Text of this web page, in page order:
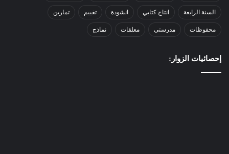
السنة الرابعة انتاج كتابي انشودة تقييم تمارين
محفوظات مدرستي معلقات نماذج
إحصائيات الزوار: